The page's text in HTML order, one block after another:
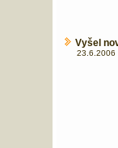
Vyšel
23.6.2006